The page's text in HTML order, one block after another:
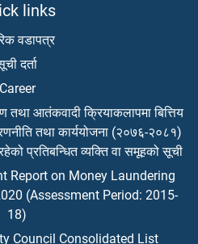
links
वडापत्र
दर्ता
Career
तथा आतंकवादी क्रियाकलापमा बित्तिय
रणनीति तथा कार्ययोजना (२०७६-२०८१)
प्रतिबन्धित व्यक्ति वा समूहको सूची
Report on Money Laundering
(Assessment Period: 2015-
18)
Council Consolidated List